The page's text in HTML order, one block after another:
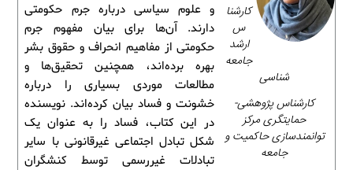
و علوم سیاسی درباره جرم حکومتی
دارند. آن‌ها برای بیان مفهوم جرم
حکومتی از مفاهیم انحراف و حقوق بشر
بهره برده‌اند، همچنین تحقیق‌ها و
مطالعات موردی بسیاری را درباره
خشونت و فساد بیان کرده‌اند. نویسنده
در این کتاب، فساد را به عنوان یک
شکل تبادل اجتماعی غیرقانونی با سایر
تبادلات غیررسمی توسط کنشگران
کارشنا
س
ارشد
جامعه
شناسی
کارشناس پژوهشی-
حمایتگری مرکز
توانمندسازی حاکمیت و
جامعه